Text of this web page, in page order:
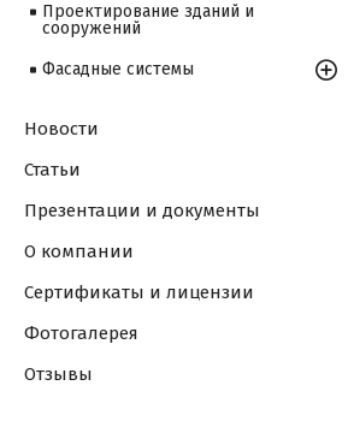
Проектирование зданий и
сооружений
Фасадные системы
Новости
Статьи
Презентации и документы
О компании
Сертификаты и лицензии
Фотогалерея
Отзывы